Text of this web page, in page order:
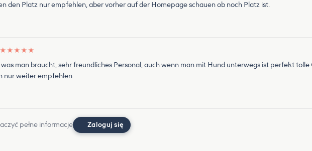
den Platz nur empfehlen, aber vorher auf der Homepage schauen ob noch Platz ist.
★ ★ ★ ★ ★
man braucht, sehr freundliches Personal, auch wenn man mit Hund unterwegs ist perfekt
nur weiter empfehlen
pełne informacje Zaloguj się